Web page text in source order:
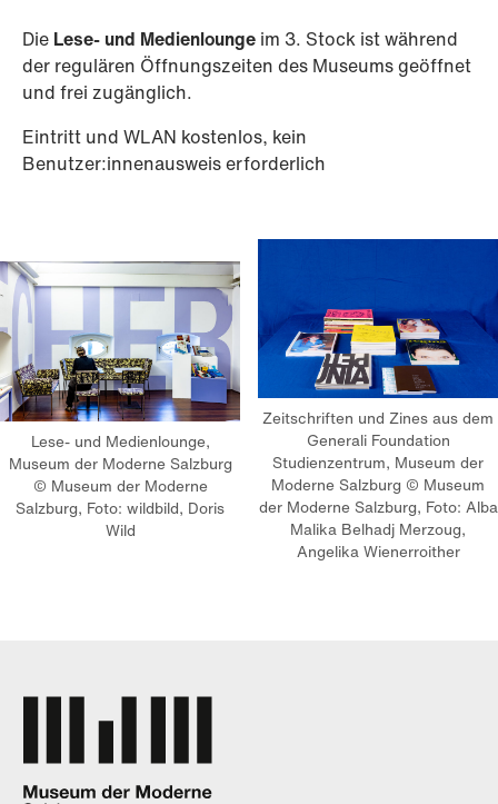
Die Lese- und Medienlounge im 3. Stock ist während
der regulären Öffnungszeiten des Museums geöffnet
und frei zugänglich.
Eintritt und WLAN kostenlos, kein
Benutzer:innenausweis erforderlich
Lese- und Medienlounge,
Museum der Moderne Salzburg
© Museum der Moderne
Salzburg, Foto: wildbild, Doris
Wild
Zeitschriften und Zines aus dem
Generali Foundation
Studienzentrum, Museum der
Moderne Salzburg © Museum
der Moderne Salzburg, Foto: Alba
Malika Belhadj Merzoug,
Angelika Wienerroither